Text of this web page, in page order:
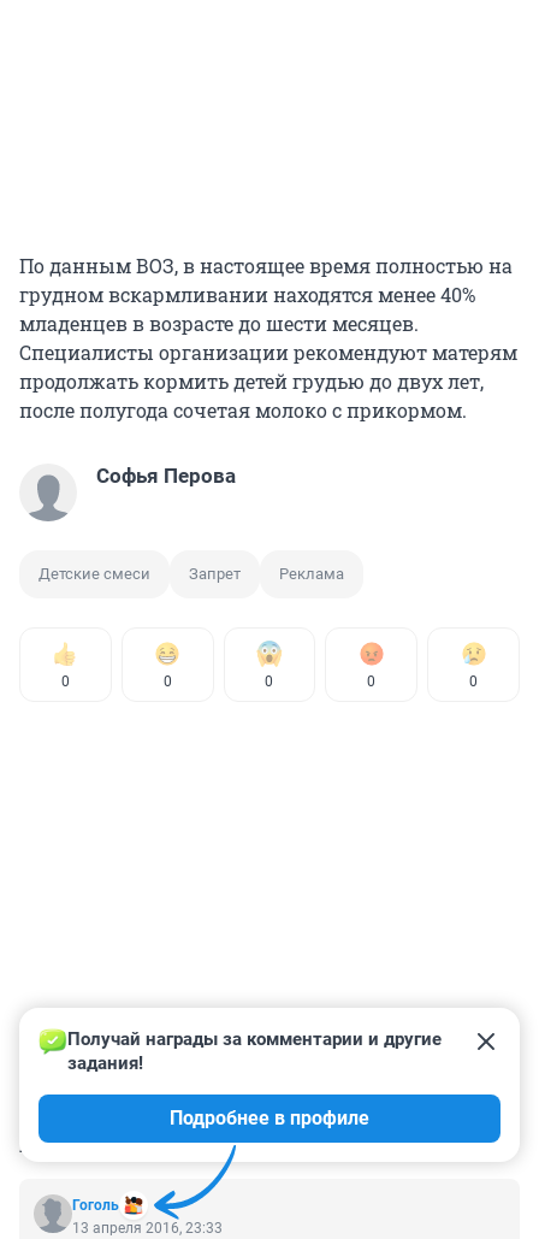
По данным ВОЗ, в настоящее время полностью на
грудном вскармливании находятся менее 40%
младенцев в возрасте до шести месяцев.
Специалисты организации рекомендуют матерям
продолжать кормить детей грудью до двух лет,
после полугода сочетая молоко с прикормом.
Софья Перова
Детские смеси Запрет Реклама
0 0 0 0 0
КОММЕНТАРИИ 6
Гоголь
Получай награды за комментарии и другие
задания!
Подробнее в профиле
13 апреля 2016, 23:33